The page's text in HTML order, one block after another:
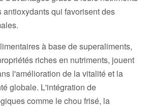
antioxydants qui favorisent des
à base de superaliments,
riches en nutriments, jouent
l'amélioration de la vitalité et la
globale. L'intégration de
comme le chou frisé, la